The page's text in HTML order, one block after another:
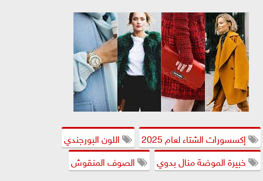
إكسسورات الشتاء لعام 2025
اللون البورجندي
خبيرة الموضة منال بدوي
الصوف المنقوش